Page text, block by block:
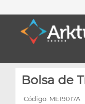
Bolsa de
Código: ME19017A